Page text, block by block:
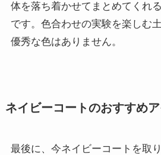
体を落ち着かせてまとめてくれ
です。色合わせの実験を楽しむ
優秀な色はありません。
ネイビーコートのおすすめ
最後に、今ネイビーコートを取